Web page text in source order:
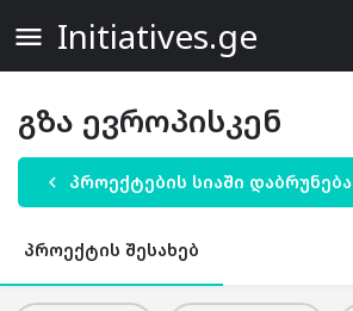
Initiatives.ge
გზა ევროპისკენ
პროექტების სიაში დაბრუნება
პროექტის შესახებ